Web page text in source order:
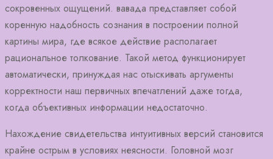
сокровенных ощущений. вавада представляет собой
коренную надобность сознания в построении полной
картины мира, где всякое действие располагает
рациональное толкование. Такой метод функционирует
автоматически, принуждая нас отыскивать аргументы
корректности наш первичных впечатлений даже тогда,
когда объективных информации недостаточно.
Нахождение свидетельства интуитивных версий становится
крайне острым в условиях неясности. Головной мозг